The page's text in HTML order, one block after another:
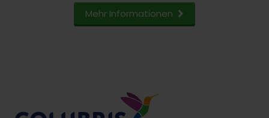
Mehr Informationen